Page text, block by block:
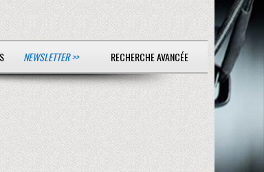
NEWSLETTER >> RECHERCHE AVANCÉE